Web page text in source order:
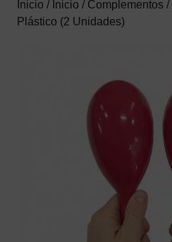
Inicio / Inicio / Complementos /
Plástico (2 Unidades)